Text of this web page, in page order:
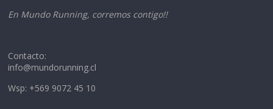
En Mundo Running, corremos contigo!!
Contacto:
info@mundorunning.cl
Wsp: +569 9072 45 10